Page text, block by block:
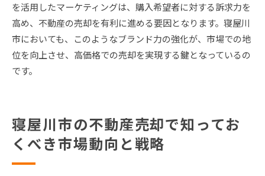
を活用したマーケティングは、購入希望者に対する訴求力を
高め、不動産の売却を有利に進める要因となります。寝屋川
市においても、このようなブランド力の強化が、市場での地
位を向上させ、高価格での売却を実現する鍵となっているの
です。
寝屋川市の不動産売却で知ってお
くべき市場動向と戦略